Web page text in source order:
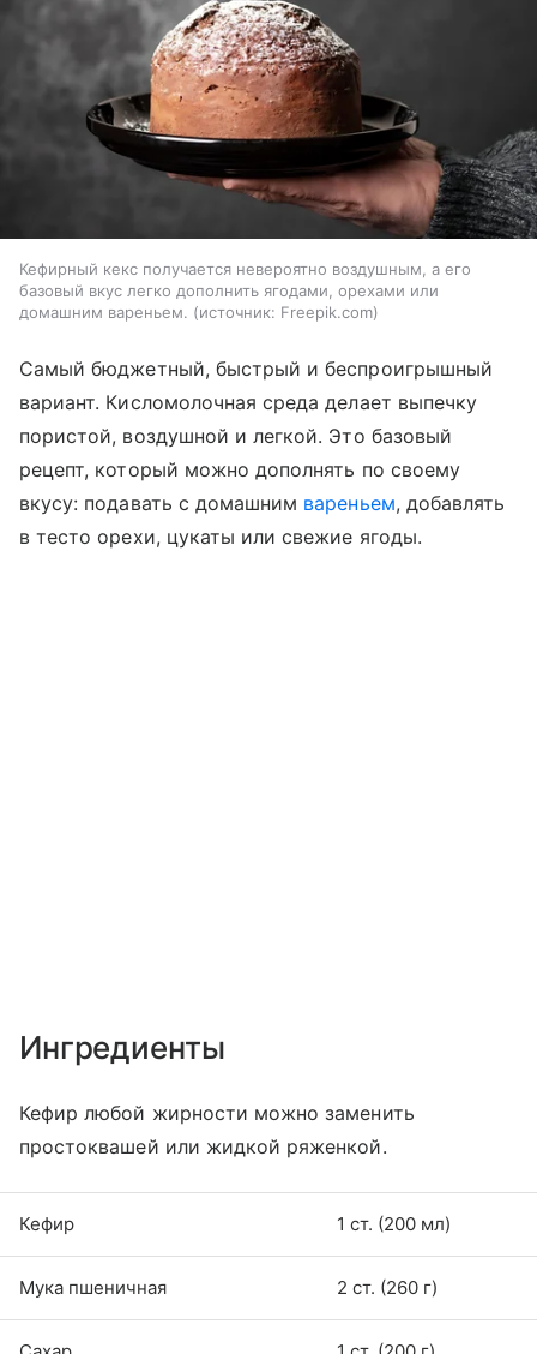
Кефирный кекс получается невероятно воздушным, а его
базовый вкус легко дополнить ягодами, орехами или
домашним вареньем.
источник: Freepik.com
Самый бюджетный, быстрый и беспроигрышный
вариант. Кисломолочная среда делает выпечку
пористой, воздушной и легкой. Это базовый
рецепт, который можно дополнять по своему
вкусу: подавать с домашним вареньем, добавлять
в тесто орехи, цукаты или свежие ягоды.
Ингредиенты
Кефир любой жирности можно заменить
простоквашей или жидкой ряженкой.
Кефир 1 ст. (200 мл)
Мука пшеничная 2 ст. (260 г)